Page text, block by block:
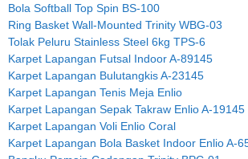
Bola Softball Top Spin BS-100
Ring Basket Wall-Mounted Trinity WBG-03
Tolak Peluru Stainless Steel 6kg TPS-6
Karpet Lapangan Futsal Indoor A-89145
Karpet Lapangan Bulutangkis A-23145
Karpet Lapangan Tenis Meja Enlio
Karpet Lapangan Sepak Takraw Enlio A-19145
Karpet Lapangan Voli Enlio Coral
Karpet Lapangan Bola Basket Indoor Enlio A-